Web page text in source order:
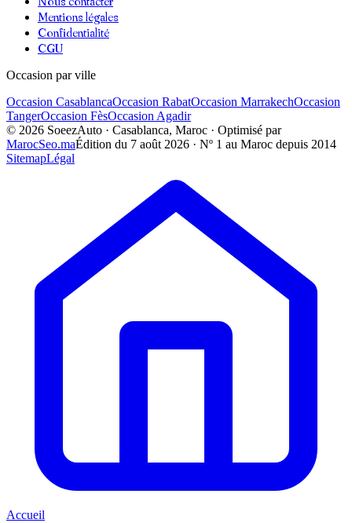
Mentions légales
Confidentialité
CGU
Occasion par ville
Occasion CasablancaOccasion RabatOccasion MarrakechOccasion
TangerOccasion FèsOccasion Agadir
© 2026 SoeezAuto · Casablanca, Maroc · Optimisé par
MarocSeo.maÉdition du 7 août 2026 · Nº 1 au Maroc depuis 2014
SitemapLégal
Accueil